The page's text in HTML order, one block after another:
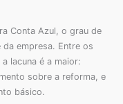
Conta Azul, o grau de
empresa. Entre os
lacuna é a maior:
sobre a reforma, e
básico.